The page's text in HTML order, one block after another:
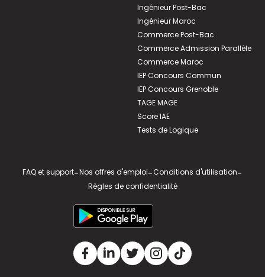
Ingénieur Post-Bac
Ingénieur Maroc
Commerce Post-Bac
Commerce Admission Parallèle
Commerce Maroc
IEP Concours Commun
IEP Concours Grenoble
TAGE MAGE
Score IAE
Tests de Logique
FAQ et support-Nos offres d'emploi-Conditions d'utilisation-
Règles de confidentialité